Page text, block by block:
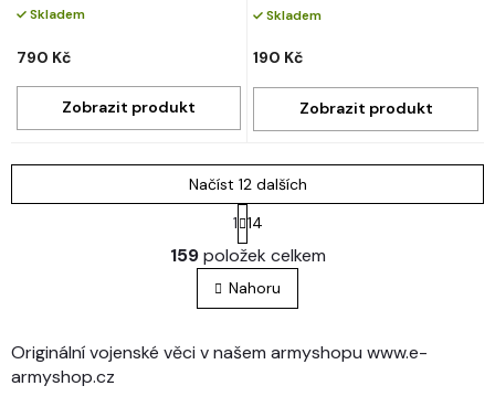
Skladem
790 Kč
Skladem
190 Kč
O
v
l
á
a
Načíst 12 dalších
S
t
r
á
n
k
á
1 14
159položek celkem
Nahoru
Originální vojenské věci v našem armyshopu www.e-
armyshop.cz